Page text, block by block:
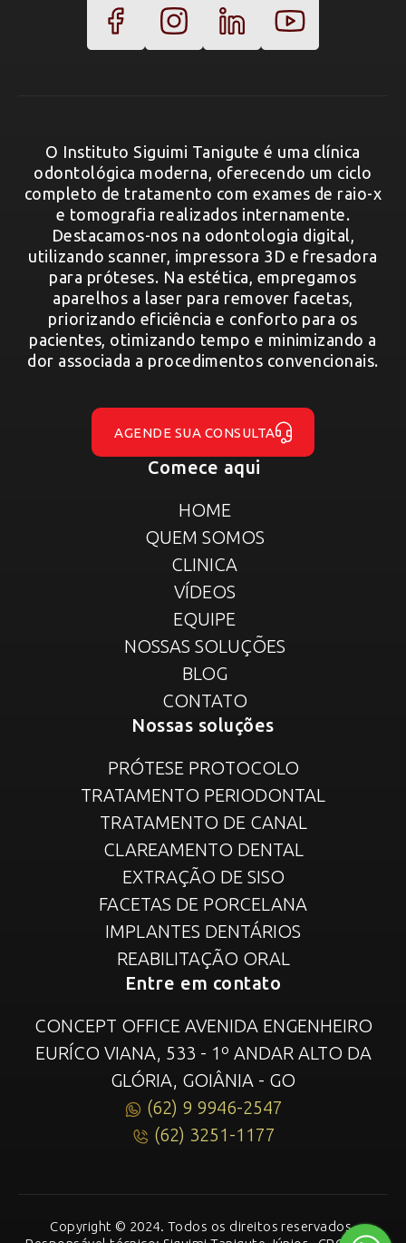
O Instituto Siguimi Tanigute é uma clínica
odontológica moderna, oferecendo um ciclo
completo de tratamento com exames de raio-x
e tomografia realizados internamente.
Destacamos-nos na odontologia digital,
utilizando scanner, impressora 3D e fresadora
para próteses. Na estética, empregamos
aparelhos a laser para remover facetas,
priorizando eficiência e conforto para os
pacientes, otimizando tempo e minimizando a
dor associada a procedimentos convencionais.
AGENDE SUA CONSULTA
Comece aqui
HOME
QUEM SOMOS
CLINICA
VÍDEOS
EQUIPE
NOSSAS SOLUÇÕES
BLOG
CONTATO
Nossas soluções
PRÓTESE PROTOCOLO
TRATAMENTO PERIODONTAL
TRATAMENTO DE CANAL
CLAREAMENTO DENTAL
EXTRAÇÃO DE SISO
FACETAS DE PORCELANA
IMPLANTES DENTÁRIOS
REABILITAÇÃO ORAL
Entre em contato
CONCEPT OFFICE AVENIDA ENGENHEIRO
EURÍCO VIANA, 533 - 1º ANDAR ALTO DA
GLÓRIA, GOIÂNIA - GO
(62) 9 9946-2547
(62) 3251-1177
Copyright © 2024. Todos os direitos reservados.